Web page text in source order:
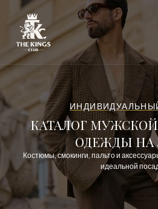
КАТАЛОГ
ОДЕЖДЫ НА
Костюмы, смокинги, пальто и
идеальной